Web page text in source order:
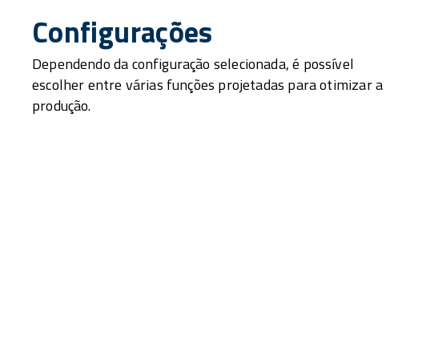
Configurações
Dependendo da configuração selecionada, é possível
escolher entre várias funções projetadas para otimizar a
produção.